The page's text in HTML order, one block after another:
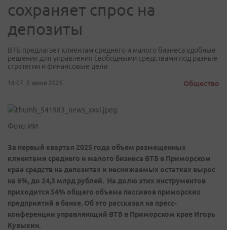
сохраняет спрос на
депозиты
ВТБ предлагает клиентам среднего и малого бизнеса удобные
решения для управления свободными средствами под разные
стратегии и финансовые цели
18:07, 2 июня 2025 Общество
Фото: ИИ
За первый квартал 2025 года объем размещенных
клиентами среднего и малого бизнеса ВТБ в Приморском
крае средств на депозитах и неснижаемых остатках вырос
на 6%, до 24,3 млрд рублей. На долю этих инструментов
приходится 54% общего объема пассивов приморских
предприятий в банке. Об это рассказал на пресс-
конференции управляющий ВТБ в Приморском крае Игорь
Кувыкин.